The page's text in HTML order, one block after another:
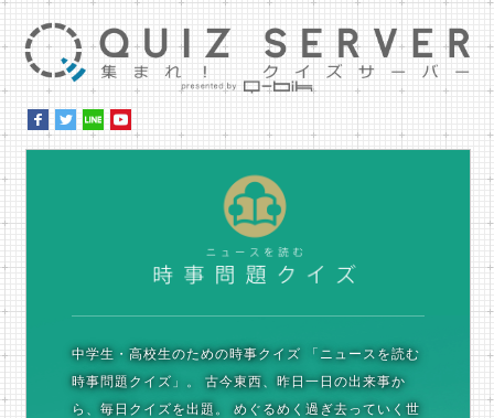
中学生・高校生のための時事クイズ 「ニュースを読む
時事問題クイズ」。
古今東西、昨日一日の出来事か
ら、毎日クイズを出題。
めぐるめく過ぎ去っていく世